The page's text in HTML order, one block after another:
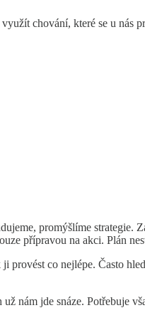
chování, které se u
promýšlíme strategie.
přípravou na akci. Plán
provést co nejlépe. Často
nám jde snáze. Potřebuje